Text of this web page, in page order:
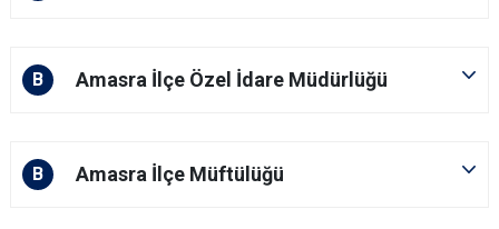
B Amasra İlçe Özel İdare Müdürlüğü
B Amasra İlçe Müftülüğü